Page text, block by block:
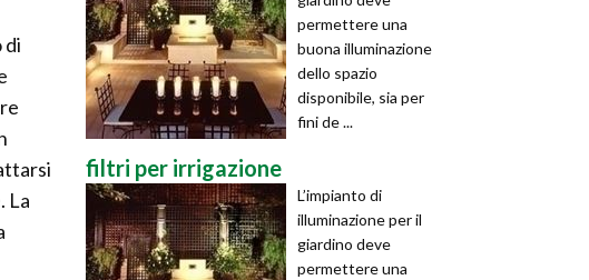
di
La
permettere una
buona illuminazione
dello spazio
disponibile, sia per
fini de ...
filtri per irrigazione
L’impianto di
illuminazione per il
giardino deve
permettere una